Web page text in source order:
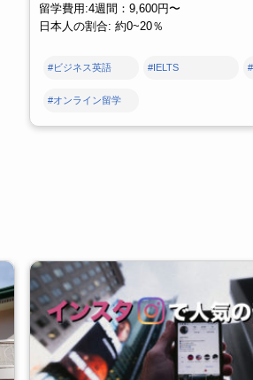
留学費用:4週間：9,600円〜
日本人の割合: 約0~20％
#ビジネス英語 #IELTS
#オンライン留学